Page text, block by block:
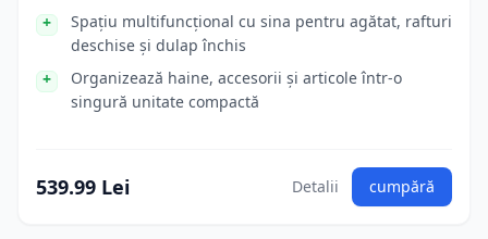
Spațiu multifuncțional cu sina pentru agătat, rafturi
deschise și dulap închis
Organizează haine, accesorii și articole într-o
singură unitate compactă
539.99 Lei Detalii cumpără